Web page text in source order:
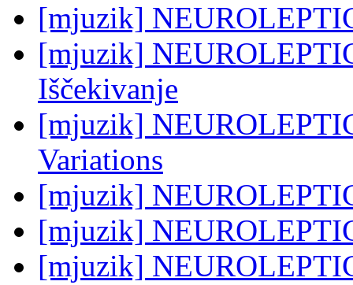
[mjuzik]
[mjuzik]
Iščekivanje
[mjuzik]
Variations
[mjuzik]
[mjuzik]
[mjuzik]